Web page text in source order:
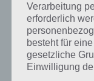
Verarbeitung
erforderlich
besteht für
gesetzliche
Einwilligung